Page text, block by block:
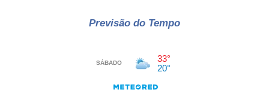
Previsão do Tempo